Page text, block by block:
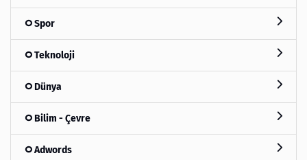
Spor
Teknoloji
Dünya
Bilim - Çevre
Adwords